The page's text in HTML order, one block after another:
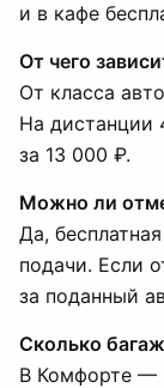
и в кафе
От чего
От класса
На
за 13 000 ₽.
Можно ли
Да,
подачи. Если
за поданный
Сколько
В Комфорте —